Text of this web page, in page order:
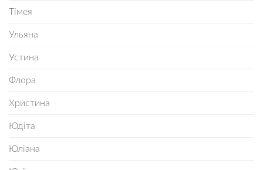
Тімея
Ульяна
Устина
Флора
Христина
Юдіта
Юліана